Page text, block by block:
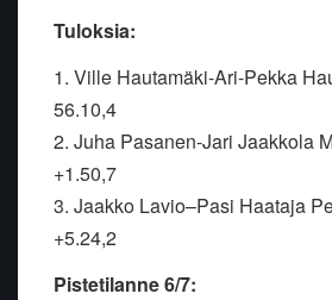
Tuloksia:
1. Ville Hautamäki-Ari-Pekka
56.10,4
2. Juha Pasanen-Jari Jaakkola
+1.50,7
3. Jaakko Lavio–Pasi Haataja
+5.24,2
Pistetilanne 6/7: